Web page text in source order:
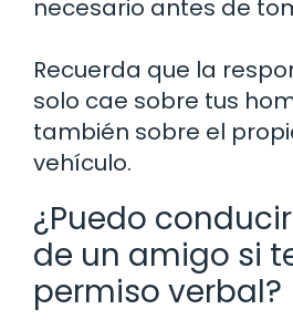
necesario antes de
Recuerda que la
solo cae sobre tus
también sobre el
vehículo.
¿Puedo
de un amigo si
permiso verbal?